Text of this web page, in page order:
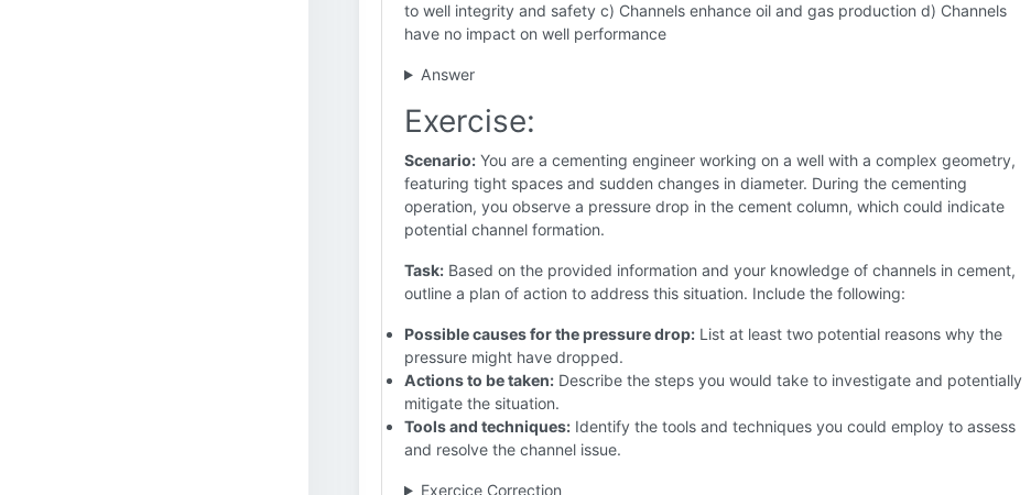
to well integrity and safety c) Channels enhance oil and gas production d) Channels
have no impact on well performance
Answer
Exercise:
Scenario: You are a cementing engineer working on a well with a complex geometry,
featuring tight spaces and sudden changes in diameter. During the cementing
operation, you observe a pressure drop in the cement column, which could indicate
potential channel formation.
Task: Based on the provided information and your knowledge of channels in cement,
outline a plan of action to address this situation. Include the following:
Possible causes for the pressure drop: List at least two potential reasons why the
pressure might have dropped.
Actions to be taken: Describe the steps you would take to investigate and potentially
mitigate the situation.
Tools and techniques: Identify the tools and techniques you could employ to assess
and resolve the channel issue.
Exercice Correction